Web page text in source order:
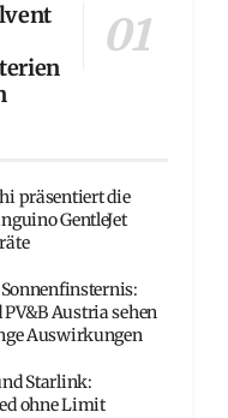
präsentiert die
GentleJet
PV&B Austria sehen
Auswirkungen
Starlink:
ohne Limit